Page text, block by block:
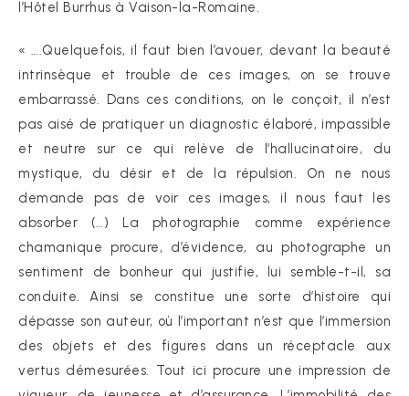
l’Hôtel Burrhus à Vaison-la-Romaine.
« ….Quelquefois, il faut bien l’avouer, devant la beauté
intrinsèque et trouble de ces images, on se trouve
embarrassé. Dans ces conditions, on le conçoit, il n’est
pas aisé de pratiquer un diagnostic élaboré, impassible
et neutre sur ce qui relève de l’hallucinatoire, du
mystique, du désir et de la répulsion. On ne nous
demande pas de voir ces images, il nous faut les
absorber (…) La photographie comme expérience
chamanique procure, d’évidence, au photographe un
sentiment de bonheur qui justifie, lui semble-t-il, sa
conduite. Ainsi se constitue une sorte d’histoire qui
dépasse son auteur, où l’important n’est que l’immersion
des objets et des figures dans un réceptacle aux
vertus démesurées. Tout ici procure une impression de